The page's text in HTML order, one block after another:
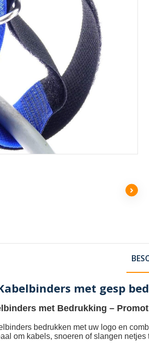
met gesp
met Bedrukking –
bedrukken met uw logo en
om kabels, snoeren of slangen